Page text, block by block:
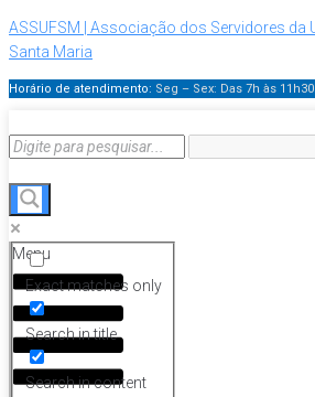
ASSUFSM | Associação dos Servidores da
Santa Maria
Horário de atendimento: Seg – Sex: Das 7h às
Exact matches only
Search in title
Search in content
Menu